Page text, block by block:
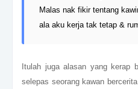
Malas nak fikir tentang
ala aku kerja tak tetap &
Itulah juga alasan yang kerap
selepas seorang kawan